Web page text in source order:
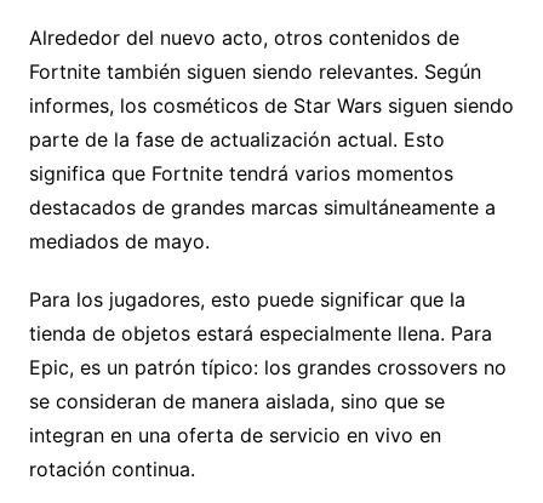
Alrededor del nuevo acto, otros contenidos de
Fortnite también siguen siendo relevantes. Según
informes, los cosméticos de Star Wars siguen siendo
parte de la fase de actualización actual. Esto
significa que Fortnite tendrá varios momentos
destacados de grandes marcas simultáneamente a
mediados de mayo.
Para los jugadores, esto puede significar que la
tienda de objetos estará especialmente llena. Para
Epic, es un patrón típico: los grandes crossovers no
se consideran de manera aislada, sino que se
integran en una oferta de servicio en vivo en
rotación continua.